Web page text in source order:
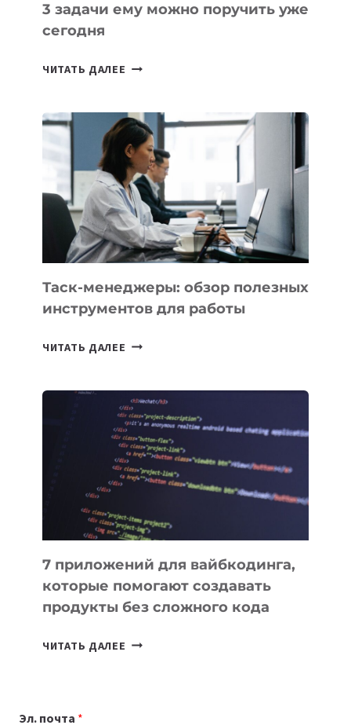
3 задачи ему можно поручить уже
сегодня
ЧИТАТЬ ДАЛЕЕ ИИ-
БИЗНЕСА:
КАКИЕ
3
ЗАДАЧИ
ЕМУ
МОЖНО
ПОРУЧИТЬ
УЖЕ
Таск-менеджеры: обзор полезных
инструментов для работы
ЧИТАТЬ ДАЛЕЕ ТАСК-
ПОЛЕЗНЫХ
ИНСТРУМЕНТОВ
ДЛЯ
РАБОТЫ
7 приложений для вайбкодинга,
которые помогают создавать
продукты без сложного кода
ЧИТАТЬ ДАЛЕЕ 7
Эл. почта *